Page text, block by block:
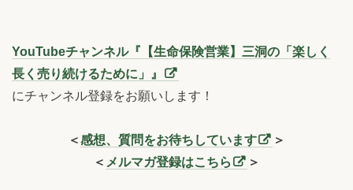
YouTubeチャンネル『【生命保険営業】三洞の「楽しく
長く売り続けるために」』
にチャンネル登録をお願いします！
＜感想、質問をお待ちしています
＞
＜ メルマガ登録はこちら ＞